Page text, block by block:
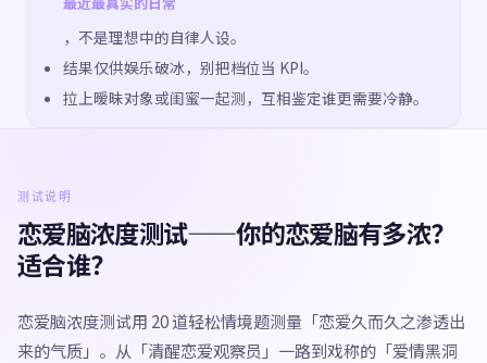
，不是理想中的自律人设。
结果仅供娱乐破冰，别把档位当 KPI。
拉上暧昧对象或闺蜜一起测，互相鉴定谁更需要冷静。
测试说明
恋爱脑浓度测试——你的恋爱脑有多浓？
适合谁？
恋爱脑浓度测试用 20 道轻松情境题测量「恋爱久而久之渗透出
来的气质」。从「清醒恋爱观察员」一路到戏称的「爱情黑洞